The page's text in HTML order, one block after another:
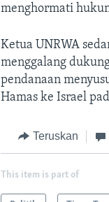
menghormati
Ketua UNRWA
menggalang
pendanaan
Hamas ke Israel
Teruskan
This item is part of